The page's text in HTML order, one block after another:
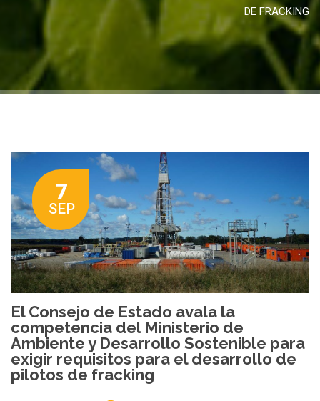
DE FRACKING
7
SEP
El Consejo de Estado avala la
competencia del Ministerio de
Ambiente y Desarrollo Sostenible para
exigir requisitos para el desarrollo de
pilotos de fracking